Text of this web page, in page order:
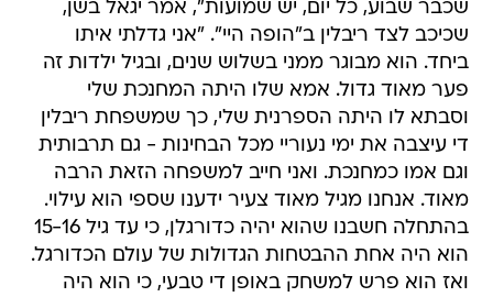
שכבר שבוע, כל יום, יש שמועות", אמר יגאל בשן,
שכיכב לצד ריבלין ב"הופה היי". "אני גדלתי איתו
ביחד. הוא מבוגר ממני בשלוש שנים, ובגיל ילדות זה
פער מאוד גדול. אמא שלו היתה המחנכת שלי
וסבתא לו היתה הספרנית שלי, כך שמשפחת ריבלין
די עיצבה את ימי נעוריי מכל הבחינות - גם תרבותית
וגם אמו כמחנכת. ואני חייב למשפחה הזאת הרבה
מאוד. אנחנו מגיל מאוד צעיר ידענו שספי הוא עילוי.
בהתחלה חשבנו שהוא יהיה כדורגלן, כי עד גיל 15-16
הוא היה אחת ההבטחות הגדולות של עולם הכדורגל.
ואז הוא פרש למשחק באופן די טבעי, כי הוא היה